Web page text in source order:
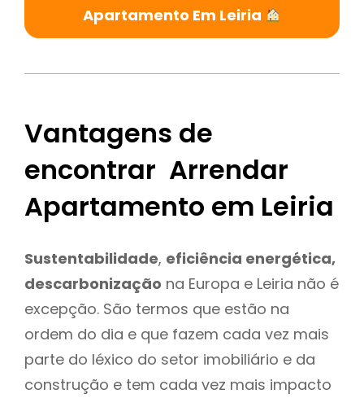
Apartamento Em Leiria
Vantagens de
encontrar Arrendar
Apartamento em Leiria
Sustentabilidade, eficiência energética,
descarbonização na Europa e Leiria não é
excepção. São termos que estão na
ordem do dia e que fazem cada vez mais
parte do léxico do setor imobiliário e da
construção e tem cada vez mais impacto